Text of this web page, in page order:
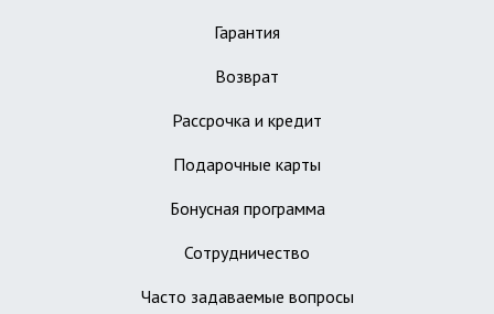
Гарантия
Возврат
Рассрочка и кредит
Подарочные карты
Бонусная программа
Сотрудничество
Часто задаваемые вопросы